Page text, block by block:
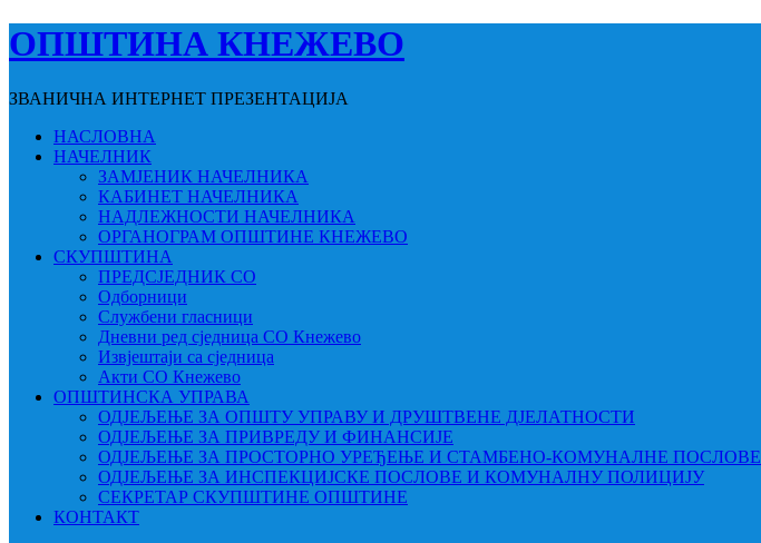
ОПШТИНА КНЕЖЕВО
ЗВАНИЧНА ИНТЕРНЕТ ПРЕЗЕНТАЦИЈА
НАСЛОВНА
НАЧЕЛНИК
ЗАМЈЕНИК НАЧЕЛНИКА
КАБИНЕТ НАЧЕЛНИКА
НАДЛЕЖНОСТИ НАЧЕЛНИКА
ОРГАНОГРАМ ОПШТИНЕ КНЕЖЕВО
СКУПШТИНА
ПРЕДСЈЕДНИК СО
Одборници
Службени гласници
Дневни ред сједница СО Кнежево
Извјештаји са сједница
Акти СО Кнежево
ОПШТИНСКА УПРАВА
ОДЈЕЉЕЊЕ ЗА ОПШТУ УПРАВУ И ДРУШТВЕНЕ ДЈЕЛАТНОСТИ
ОДЈЕЉЕЊЕ ЗА ПРИВРЕДУ И ФИНАНСИЈЕ
ОДЈЕЉЕЊЕ ЗА ПРОСТОРНО УРЕЂЕЊЕ И СТАМБЕНО-КОМУНАЛНЕ ПОСЛОВЕ
ОДЈЕЉЕЊЕ ЗА ИНСПЕКЦИЈСКЕ ПОСЛОВЕ И КОМУНАЛНУ ПОЛИЦИЈУ
СЕКРЕТАР СКУПШТИНЕ ОПШТИНЕ
КОНТАКТ